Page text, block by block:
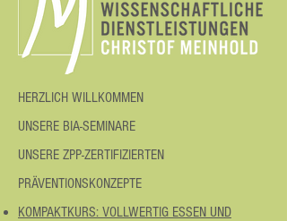
HERZLICH WILLKOMMEN
UNSERE BIA-SEMINARE
UNSERE ZPP-ZERTIFIZIERTEN
PRÄVENTIONSKONZEPTE
KOMPAKTKURS: VOLLWERTIG ESSEN UND